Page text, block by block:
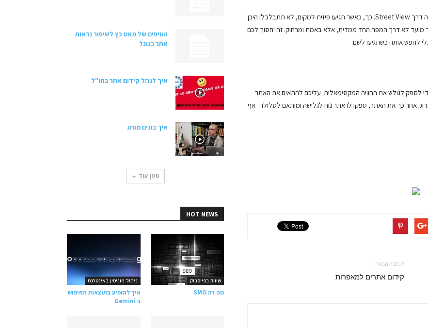
דרך מפות גוגל אפשר לראות את המקום כפי שהוא באמת נראה דרך Street View. כך, כאשר תגיעו פיזית למקום, לא תתבלבלו היכן
מועד לא דרך המפה החד ממדית, אלא באמת ומרחוק. זה יחסוך לכם
לחפש אותה כשתגיעו לשם.
לספק לגולש את החוויה המקסימאלית. עליכם להתאים את האתר
אחר כך את האתר, ספקו לו אתר נוח לגלישה ומותאם לסלולר. אף
לכתבה הבאה
קידום אתרים למאפרות
הטיפים של מאט כץ לשיפור נראות
אתר בגוגל
איך לנהל קידום אתר בחו"ל
איך בונים מותג
טען עוד
HOT NEWS
ניהול מוניטין באינטרנט
איך להופיע בתוצאות החיפוש
ב Gemini
שיווק בפייסבוק
מה זה SMO